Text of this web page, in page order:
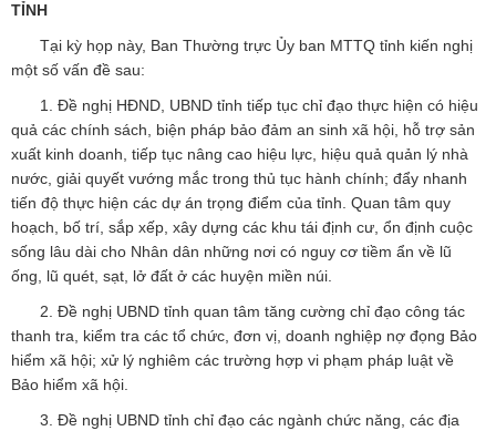
TỈNH
Tại kỳ họp này, Ban Thường trực Ủy ban MTTQ tỉnh kiến nghị
một số vấn đề sau:
1. Đề nghị HĐND, UBND tỉnh tiếp tục chỉ đạo thực hiện có hiệu
quả các chính sách, biện pháp bảo đảm an sinh xã hội, hỗ trợ sản
xuất kinh doanh, tiếp tục nâng cao hiệu lực, hiệu quả quản lý nhà
nước, giải quyết vướng mắc trong thủ tục hành chính; đẩy nhanh
tiến độ thực hiện các dự án trọng điểm của tỉnh. Quan tâm quy
hoạch, bố trí, sắp xếp, xây dựng các khu tái định cư, ổn định cuộc
sống lâu dài cho Nhân dân những nơi có nguy cơ tiềm ẩn về lũ
ống, lũ quét, sạt, lở đất ở các huyện miền núi.
2. Đề nghị UBND tỉnh quan tâm tăng cường chỉ đạo công tác
thanh tra, kiểm tra các tổ chức, đơn vị, doanh nghiệp nợ đọng Bảo
hiểm xã hội; xử lý nghiêm các trường hợp vi phạm pháp luật về
Bảo hiểm xã hội.
3. Đề nghị UBND tỉnh chỉ đạo các ngành chức năng, các địa